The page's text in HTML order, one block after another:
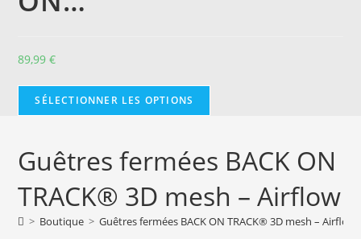
89,99€
SÉLECTIONNER LES OPTIONS
Guêtres fermées BACK ON
TRACK® 3D mesh – Airflow
> Boutique > Guêtres fermées BACK ON TRACK® 3D mesh – Airflow